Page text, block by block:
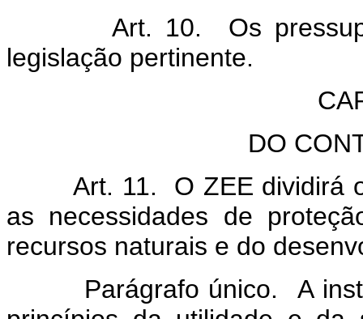
Art. 10. Os
legislação pertinente.
DO
Art. 11. O ZEE dividirá o
as necessidades de
recursos naturais e do
Parágrafo único. A